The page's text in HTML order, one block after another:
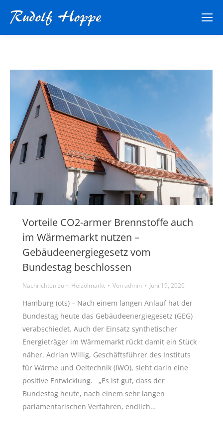
Vorteile CO2-armer Brennstoffe auch
im Wärmemarkt nutzen –
Gebäudeenergiegesetz vom
Bundestag beschlossen
Nachrichten zum Heizölmarkt Vonadmin Juni 19, 2020
Hamburg (ots) – Nach einem langen Anlauf hat der
Bundestag heute das Gebäudeenergiegesetz (GEG)
verabschiedet. Auch der Einsatz synthetischer
Energieträger im Wärmemarkt rückt damit ein Stück
näher. Adrian Willig, Geschäftsführer des Instituts
für Wärme und Oeltechnik (IWO), sieht darin eine
positive Entwicklung. „Es ist gut, dass der
Bundestag heute, nach einem sehr langen
parlamentarischen Verfahren, endlich…